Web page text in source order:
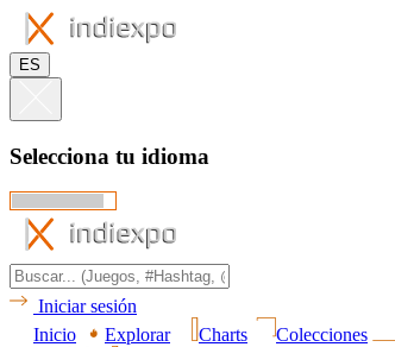
ES
Selecciona tu idioma
Iniciar sesión
Inicio
Explorar Charts Colecciones